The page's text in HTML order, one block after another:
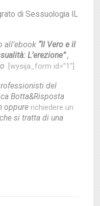
di Sessuologia IL
all’ebook “Il Vero e il
L’erezione”,
. [wysija_form id=”1″]
del
Botta&Risposta
oppure richiedere un
si tratta di una